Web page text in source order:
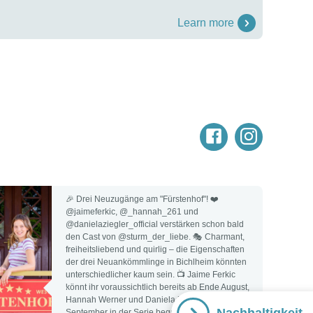
Learn more
🎉 Drei Neuzugänge am "Fürstenhof"! ❤️
@jaimeferkic, @_hannah_261 und
@danielaziegler_official verstärken schon bald
den Cast von @sturm_der_liebe. 🎭 Charmant,
freiheitsliebend und quirlig – die Eigenschaften
der drei Neuankömmlinge in Bichlheim könnten
unterschiedlicher kaum sein. 📺 Jaime Ferkic
könnt ihr voraussichtlich bereits ab Ende August,
Hannah Werner und Daniela Ziegler ab Mitte